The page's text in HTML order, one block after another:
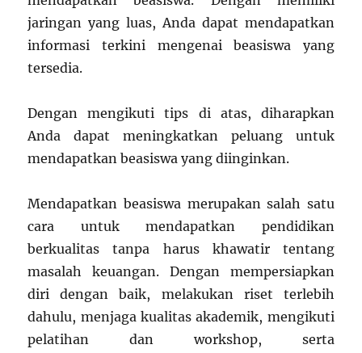
jaringan yang luas, Anda dapat mendapatkan
informasi terkini mengenai beasiswa yang
tersedia.
Dengan mengikuti tips di atas, diharapkan
Anda dapat meningkatkan peluang untuk
mendapatkan beasiswa yang diinginkan.
Mendapatkan beasiswa merupakan salah satu
cara untuk mendapatkan pendidikan
berkualitas tanpa harus khawatir tentang
masalah keuangan. Dengan mempersiapkan
diri dengan baik, melakukan riset terlebih
dahulu, menjaga kualitas akademik, mengikuti
pelatihan dan workshop, serta